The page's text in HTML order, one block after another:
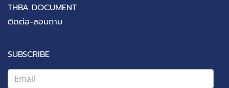
THBA DOCUMENT
ติดต่อ-สอบถาม
SUBSCRIBE